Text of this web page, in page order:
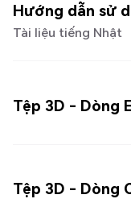
Hướng dẫn sử
Tài liệu tiếng Nhật
Tệp 3D - Dòng
Tệp 3D - Dòng